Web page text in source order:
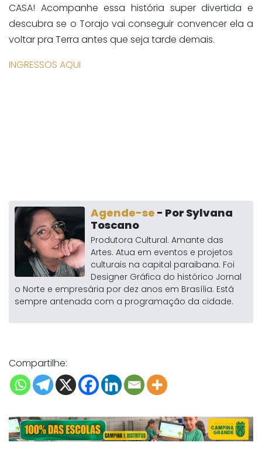
CASA! Acompanhe essa história super divertida e
descubra se o Torajo vai conseguir convencer ela a
voltar pra Terra antes que seja tarde demais.
INGRESSOS AQUI
Agende-se - Por Sylvana
Toscano
Produtora Cultural. Amante das
Artes. Atua em eventos e projetos
culturais na capital paraibana. Foi
Designer Gráfica do histórico Jornal
o Norte e empresária por dez anos em Brasília. Está
sempre antenada com a programação da cidade.
Compartilhe: